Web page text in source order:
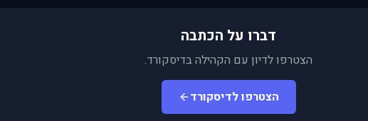
דברו על הכתבה
הצטרפו לדיון עם הקהילה בדיסקורד.
הצטרפו לדיסקורד